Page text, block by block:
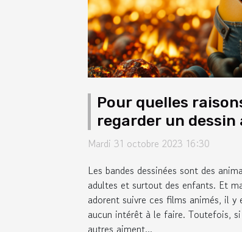
Pour quelles
regarder un dessin
Mardi 31 octobre 2023 16:30
Les bandes dessinées sont des
adultes et surtout des enfants. Et
adorent suivre ces films animés, il y
aucun intérêt à le faire. Toutefois,
autres aiment...